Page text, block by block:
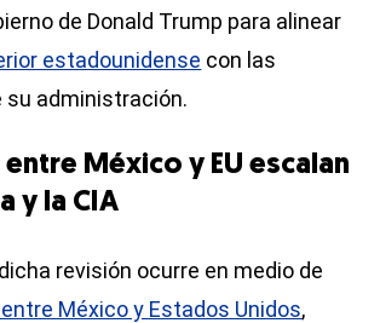
de Donald Trump para alinear
estadounidense con las
su administración.
México y EU escalan
y la CIA
revisión ocurre en medio de
México y Estados Unidos,